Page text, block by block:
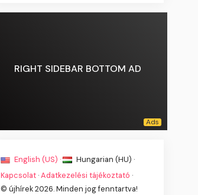
RIGHT SIDEBAR BOTTOM AD
English (US) ·
Hungarian (HU) ·
Kapcsolat ·Adatkezelési tájékoztató ·
© újhírek 2026. Minden jog fenntartva!